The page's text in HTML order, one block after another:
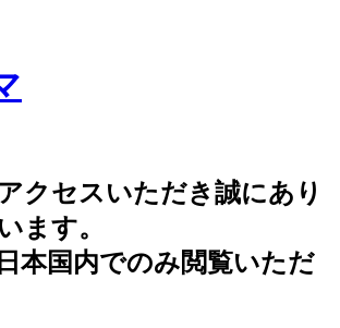
クセスいただき誠にあり
ます。
本国内でのみ閲覧いただ